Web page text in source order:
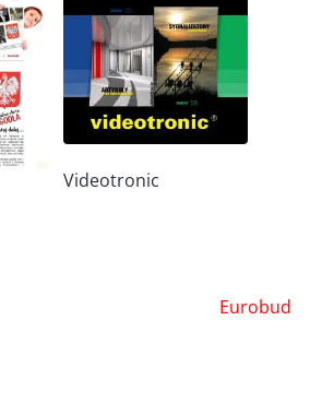
Videotronic
Eurobud